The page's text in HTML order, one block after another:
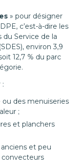
» pour désigner
c’est-à-dire les
du Service de la
environ 3,9
12,7 % du parc
des menuiseries
;
et planchers
et peu